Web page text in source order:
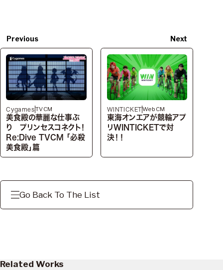
Previous
CygamesTVCM
美食殿の華麗な仕事ぶ
り プリンセスコネクト！
Re:Dive TVCM 「必殺
美食殿」篇
Next
WINTICKETWebCM
東海オンエアが競輪アプ
リWINTICKETで対
決！！
Go Back To The List
Related Works